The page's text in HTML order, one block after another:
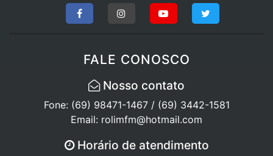
FALE CONOSCO
Nosso contato
Fone: (69) 98471-1467 / (69) 3442-1581
Email: rolimfm@hotmail.com
Horário de atendimento